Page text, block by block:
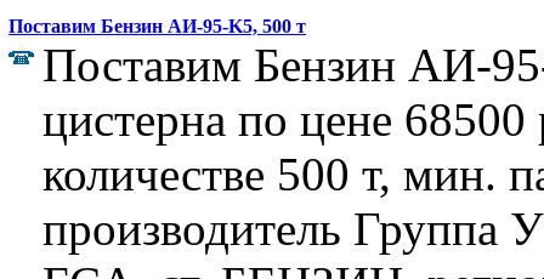
Поставим Бензин АИ-95-K5, 500 т
Поставим Бензин АИ-
цистерна по цене 68500
количестве 500 т, мин.
производитель